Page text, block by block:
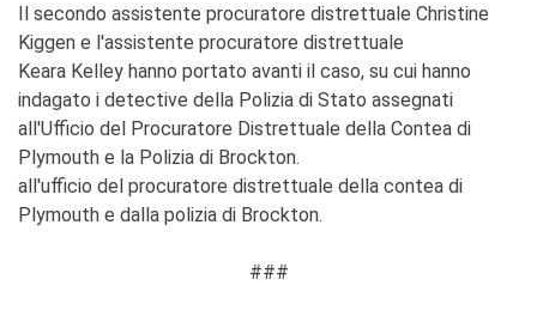
Il secondo assistente procuratore distrettuale Christine
Kiggen e l'assistente procuratore distrettuale
Keara Kelley hanno portato avanti il caso, su cui hanno
indagato i detective della Polizia di Stato assegnati
all'Ufficio del Procuratore Distrettuale della Contea di
Plymouth e la Polizia di Brockton.
all'ufficio del procuratore distrettuale della contea di
Plymouth e dalla polizia di Brockton.
###